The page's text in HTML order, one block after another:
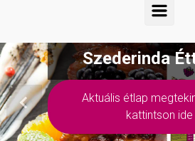
Szederinda
Aktuális étlap
kattintson ide
Previous